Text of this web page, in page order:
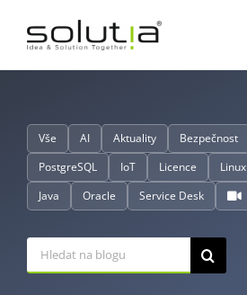
Partnerství
O nás
Reference
Vše AI Aktuality Bezpečnost
PostgreSQL
IoT Licence Linux
Java
Oracle Service Desk
Hledat: